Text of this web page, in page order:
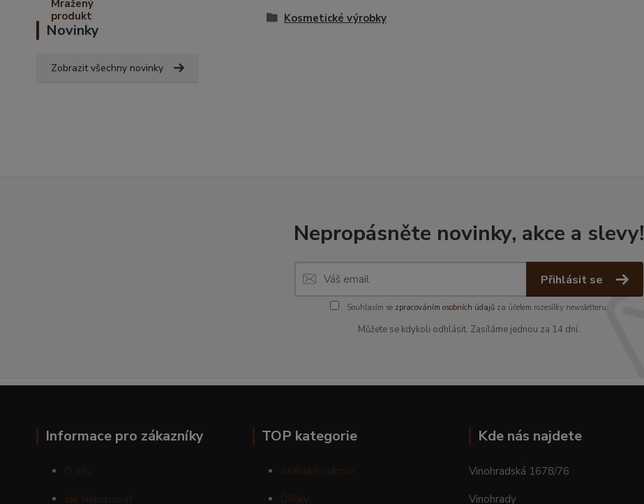
Novinky
Zobrazit všechny novinky
Kosmetické výrobky
Nepropásněte novinky, akce a slevy!
Přihlásit se
Souhlasím se zpracováním osobních údajůza účelem rozesílky newsletteru.
Můžete se kdykoli odhlásit. Zasíláme jednou za 14 dní.
Informace pro zákazníky
O nás
Jak Nakupovat
TOP kategorie
Arabské cukroví
Oříšky
Kde nás najdete
Vinohradská 1678/76
Vinohrady